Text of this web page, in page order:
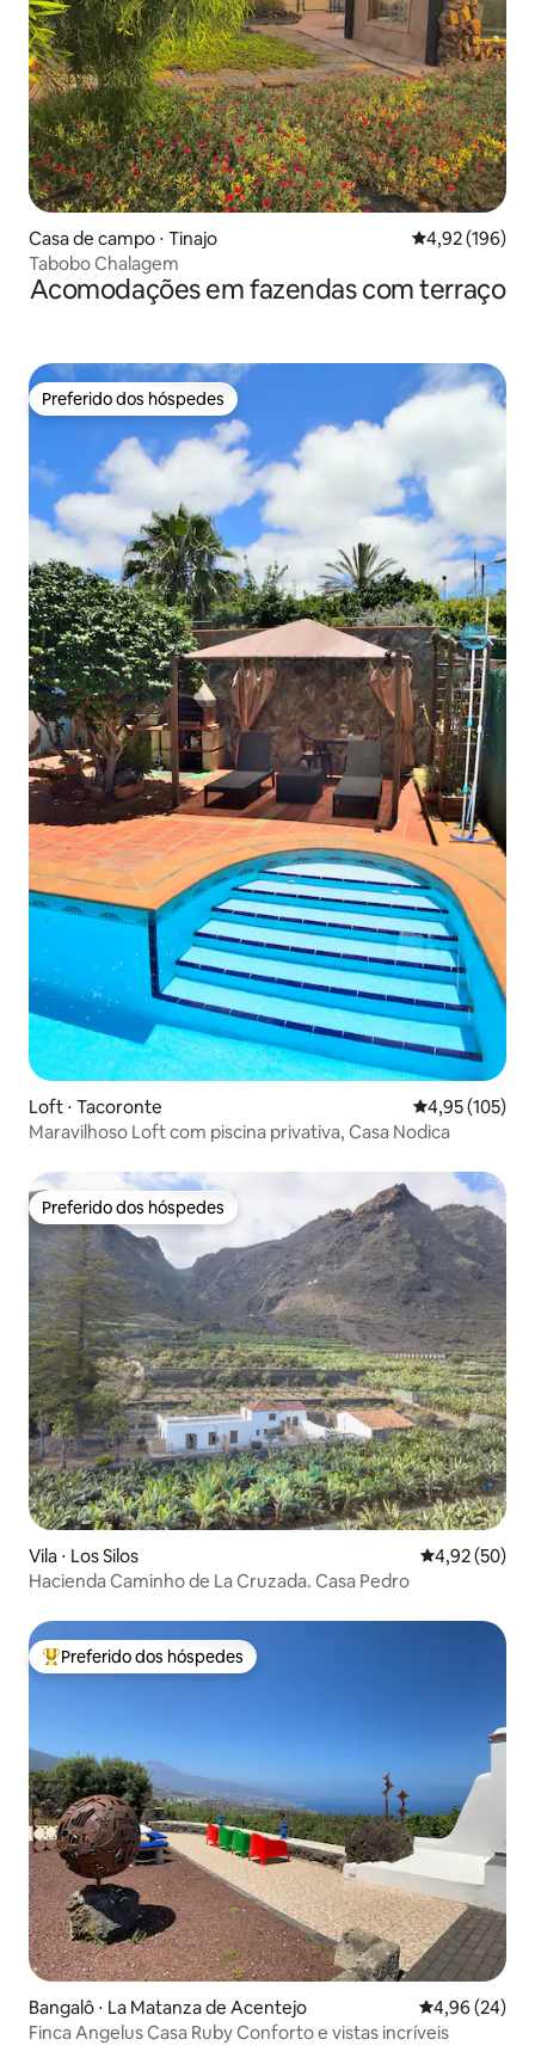
Casa de campo ⋅ Tinajo 4,92 de uma
4,92 (196)
Tabobo Chalagem
Acomodações em fazendas com terraço
Preferido dos hóspedes
Preferido dos hóspedes
Loft ⋅ Tacoronte 4,95 de uma
4,95 (105)
Maravilhoso Loft com piscina privativa, Casa Nodica
Preferido dos hóspedes
Preferido dos hóspedes
Vila ⋅ Los Silos 4,92 de uma
4,92 (50)
Hacienda Caminho de La Cruzada. Casa Pedro
Entre os melhores preferidos dos hóspedes
Preferido dos hóspedes
Bangalô ⋅ La Matanza de Acentejo 4,96 de uma
4,96 (24)
Finca Angelus Casa Ruby Conforto e vistas incríveis